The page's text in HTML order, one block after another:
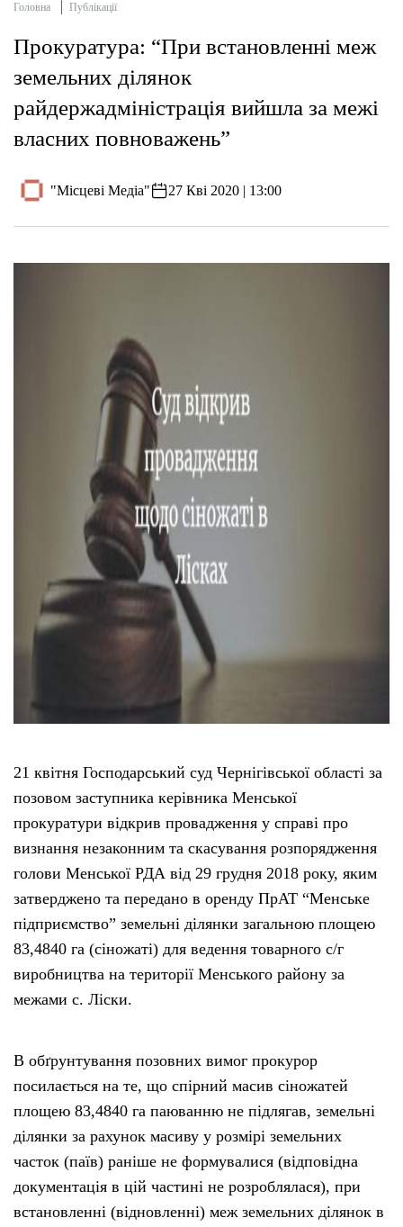
Головна Публікації
Прокуратура: “При встановленні меж
земельних ділянок
райдержадміністрація вийшла за межі
власних повноважень”
"Місцеві Медіа" 27 Кві 2020 | 13:00
21 квітня Господарський суд Чернігівської області за
позовом заступника керівника Менської
прокуратури відкрив провадження у справі про
визнання незаконним та скасування розпорядження
голови Менської РДА від 29 грудня 2018 року, яким
затверджено та передано в оренду ПрАТ “Менське
підприємство” земельні ділянки загальною площею
83,4840 га (сіножаті) для ведення товарного с/г
виробництва на території Менського району за
межами с. Ліски.
В обґрунтування позовних вимог прокурор
посилається на те, що спірний масив сіножатей
площею 83,4840 га паюванню не підлягав, земельні
ділянки за рахунок масиву у розмірі земельних
часток (паїв) раніше не формувалися (відповідна
документація в цій частині не розроблялася), при
встановленні (відновленні) меж земельних ділянок в